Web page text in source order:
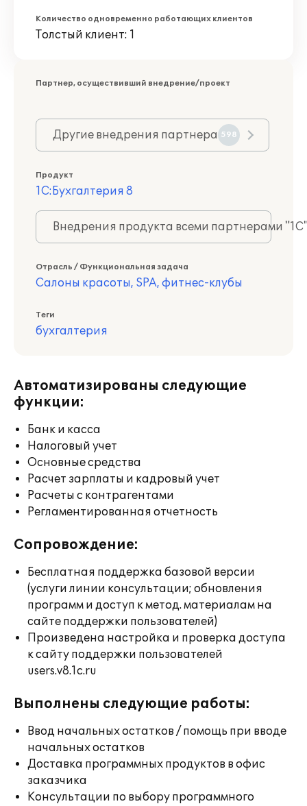
Количество одновременно работающих клиентов
Толстый клиент: 1
Партнер, осуществивший внедрение/проект
Другие внедрения партнера 598
Продукт
1С:Бухгалтерия 8
Внедрения продукта всеми партнерами
Отрасль / Функциональная задача
Салоны красоты, SPA, фитнес-клубы
Теги
бухгалтерия
Автоматизированы следующие
функции:
Банк и касса
Налоговый учет
Основные средства
Расчет зарплаты и кадровый учет
Расчеты с контрагентами
Регламентированная отчетность
Сопровождение:
Бесплатная поддержка базовой версии
(услуги линии консультации; обновления
программ и доступ к метод. материалам на
сайте поддержки пользователей)
Произведена настройка и проверка доступа
к сайту поддержки пользователей
users.v8.1c.ru
Выполнены следующие работы:
Ввод начальных остатков / помощь при вводе
начальных остатков
Доставка программных продуктов в офис
заказчика
Консультации по выбору программного